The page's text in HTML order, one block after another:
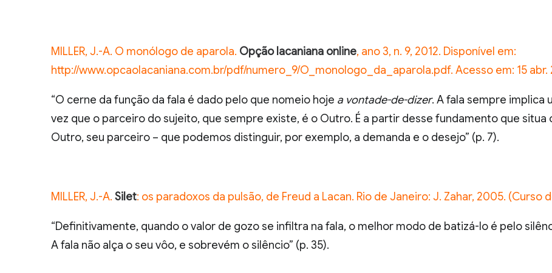
MILLER, J.-A. O monólogo de aparola. Opção lacaniana online, ano 3, n. 9, 2012. Disponível em:
http://www.opcaolacaniana.com.br/pdf/numero_9/O_monologo_da_aparola.pdf. Acesso em: 15 abr.
“O cerne da função da fala é dado pelo que nomeio hoje a vontade-de-dizer. A fala sempre implica
vez que o parceiro do sujeito, que sempre existe, é o Outro. É a partir desse fundamento que
Outro, seu parceiro – que podemos distinguir, por exemplo, a demanda e o desejo” (p. 7).
MILLER, J.-A. Silet: os paradoxos da pulsão, de Freud a Lacan. Rio de Janeiro: J. Zahar, 2005. (Curso
“Definitivamente, quando o valor de gozo se infiltra na fala, o melhor modo de batizá-lo é pelo
A fala não alça o seu vôo, e sobrevém o silêncio” (p. 35).